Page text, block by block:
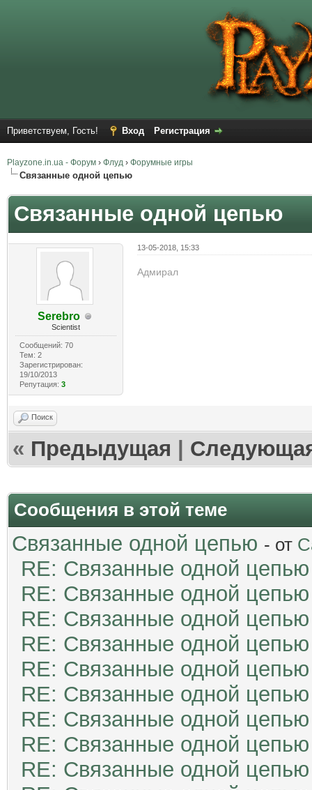
Приветствуем, Гость! Вход Регистрация
Playzone.in.ua - Форум › Флуд › Форумные игры
Связанные одной цепью
Связанные одной цепью
Serebro
Scientist
Сообщений: 70
Тем: 2
Зарегистрирован:
19/10/2013
Репутация: 3
13-05-2018, 15:33
Адмирал
Поиск
« Предыдущая
Сообщения в этой теме
Связанные одной цепью - от
RE: Связанные одной цепью
RE: Связанные одной цепью
RE: Связанные одной цепью
RE: Связанные одной цепью
RE: Связанные одной цепью
RE: Связанные одной цепью
RE: Связанные одной цепью
RE: Связанные одной цепью
RE: Связанные одной цепью